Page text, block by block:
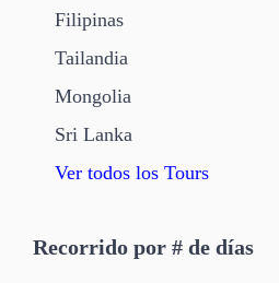
Filipinas
Tailandia
Mongolia
Sri Lanka
Ver todos los Tours
Recorrido por # de días